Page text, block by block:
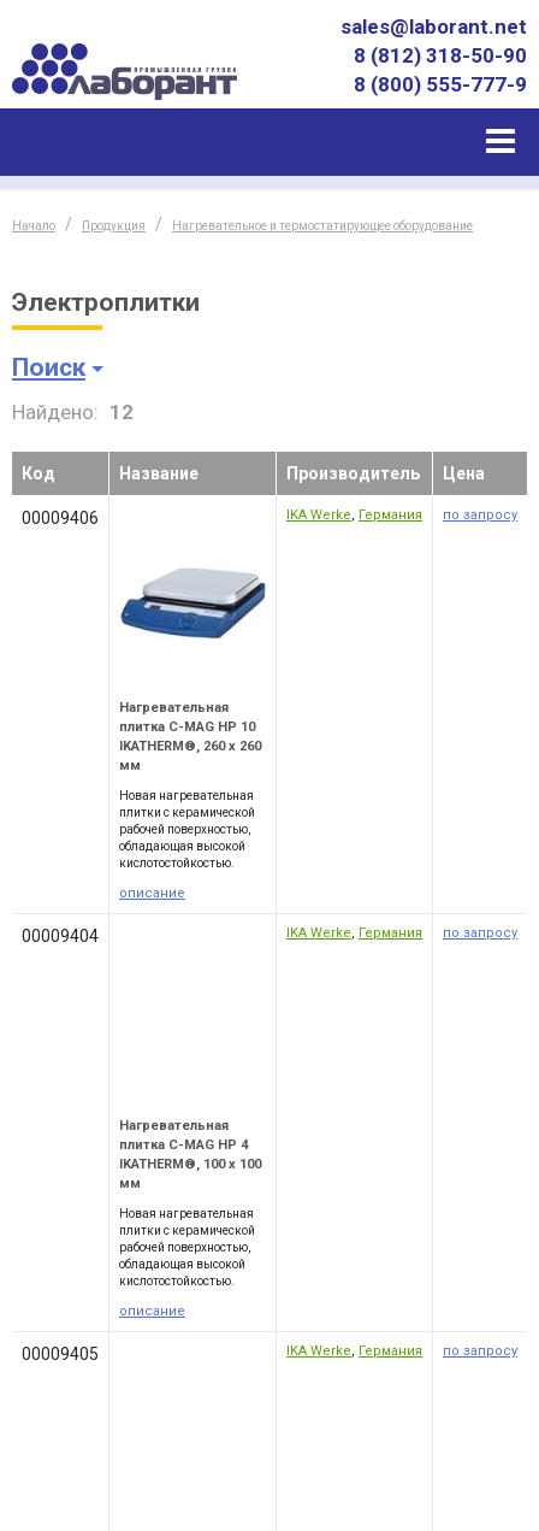
sales@laborant.net
8 (812) 318-50-90
8 (800) 555-777-9
Начало Продукция Нагревательное и термостатирующее оборудование
Электроплитки
Поиск
Найдено: 12
Код Название Производитель Цена
00009406
Нагревательная
плитка C-MAG HP 10
IKATHERM®, 260 x 260
мм
Новая нагревательная
плитки с керамической
рабочей поверхностью,
обладающая высокой
кислотостойкостью.
описание
IKA Werke, Германия по запросу
00009404
Нагревательная
плитка C-MAG HP 4
IKATHERM®, 100 x 100
мм
Новая нагревательная
плитки с керамической
рабочей поверхностью,
обладающая высокой
кислотостойкостью.
описание
IKA Werke, Германия по запросу
00009405 IKA Werke, Германия по запросу